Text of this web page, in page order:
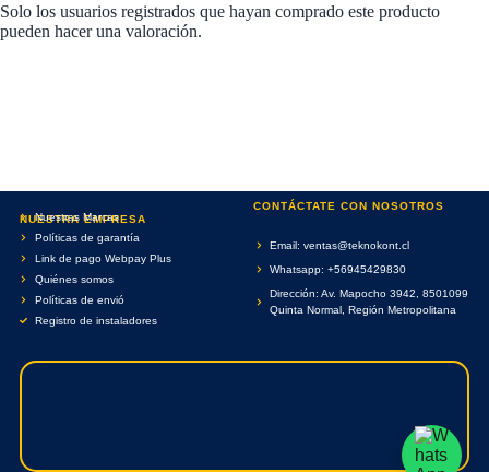
Solo los usuarios registrados que hayan comprado este producto
pueden hacer una valoración.
NUESTRA EMPRESA
Nuestras Marcas
Políticas de garantía
Link de pago Webpay Plus
Quiénes somos
Políticas de envió
Registro de instaladores
CONTÁCTATE CON NOSOTROS
Email: ventas@teknokont.cl
Whatsapp: +56945429830
Dirección: Av. Mapocho 3942, 8501099
Quinta Normal, Región Metropolitana